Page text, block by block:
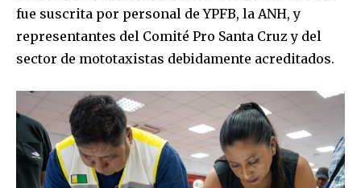
fue suscrita por personal de YPFB, la ANH, y
representantes del Comité Pro Santa Cruz y del
sector de mototaxistas debidamente acreditados.